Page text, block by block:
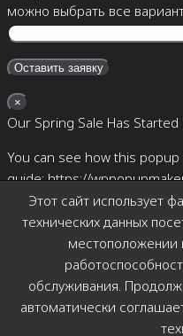
Этот сайт использует
технических данных
местоположении
обслуживания.
автоматически
можно выбрать все
×
Our Spring Sale Has Started
You can see how this
guide: https://
announcement-popups/
Позвоните мне